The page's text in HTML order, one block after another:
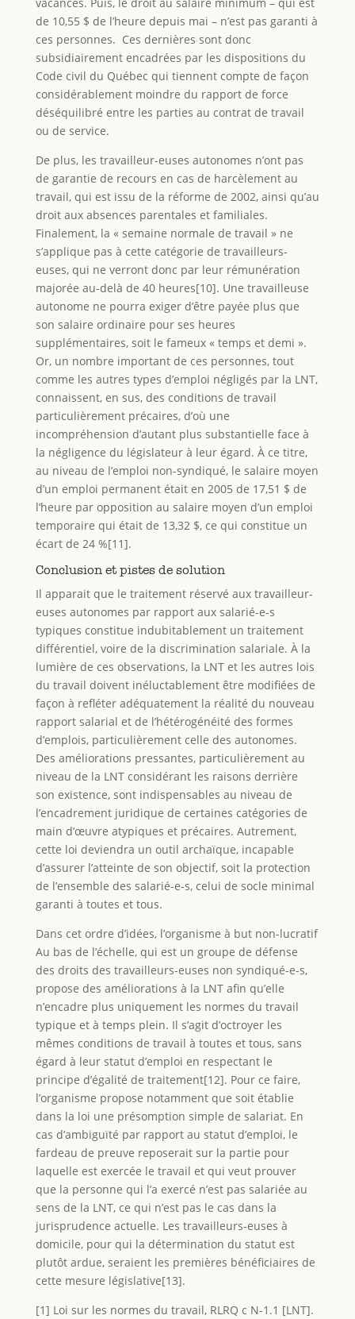
vacances. Puis, le droit au salaire minimum – qui est
de 10,55 $ de l’heure depuis mai – n’est pas garanti à
ces personnes. Ces dernières sont donc
subsidiairement encadrées par les dispositions du
Code civil du Québec qui tiennent compte de façon
considérablement moindre du rapport de force
déséquilibré entre les parties au contrat de travail
ou de service.
De plus, les travailleur-euses autonomes n’ont pas
de garantie de recours en cas de harcèlement au
travail, qui est issu de la réforme de 2002, ainsi qu’au
droit aux absences parentales et familiales.
Finalement, la « semaine normale de travail » ne
s’applique pas à cette catégorie de travailleurs-
euses, qui ne verront donc par leur rémunération
majorée au-delà de 40 heures[10]. Une travailleuse
autonome ne pourra exiger d’être payée plus que
son salaire ordinaire pour ses heures
supplémentaires, soit le fameux « temps et demi ».
Or, un nombre important de ces personnes, tout
comme les autres types d’emploi négligés par la LNT,
connaissent, en sus, des conditions de travail
particulièrement précaires, d’où une
incompréhension d’autant plus substantielle face à
la négligence du législateur à leur égard. À ce titre,
au niveau de l’emploi non-syndiqué, le salaire moyen
d’un emploi permanent était en 2005 de 17,51 $ de
l’heure par opposition au salaire moyen d’un emploi
temporaire qui était de 13,32 $, ce qui constitue un
écart de 24 %[11].
Conclusion et pistes de solution
Il apparait que le traitement réservé aux travailleur-
euses autonomes par rapport aux salarié-e-s
typiques constitue indubitablement un traitement
différentiel, voire de la discrimination salariale. À la
lumière de ces observations, la LNT et les autres lois
du travail doivent inéluctablement être modifiées de
façon à refléter adéquatement la réalité du nouveau
rapport salarial et de l’hétérogénéité des formes
d’emplois, particulièrement celle des autonomes.
Des améliorations pressantes, particulièrement au
niveau de la LNT considérant les raisons derrière
son existence, sont indispensables au niveau de
l’encadrement juridique de certaines catégories de
main d’œuvre atypiques et précaires. Autrement,
cette loi deviendra un outil archaïque, incapable
d’assurer l’atteinte de son objectif, soit la protection
de l’ensemble des salarié-e-s, celui de socle minimal
garanti à toutes et tous.
Dans cet ordre d’idées, l’organisme à but non-lucratif
Au bas de l’échelle, qui est un groupe de défense
des droits des travailleurs-euses non syndiqué-e-s,
propose des améliorations à la LNT afin qu’elle
n’encadre plus uniquement les normes du travail
typique et à temps plein. Il s’agit d’octroyer les
mêmes conditions de travail à toutes et tous, sans
égard à leur statut d’emploi en respectant le
principe d’égalité de traitement[12]. Pour ce faire,
l’organisme propose notamment que soit établie
dans la loi une présomption simple de salariat. En
cas d’ambiguïté par rapport au statut d’emploi, le
fardeau de preuve reposerait sur la partie pour
laquelle est exercée le travail et qui veut prouver
que la personne qui l’a exercé n’est pas salariée au
sens de la LNT, ce qui n’est pas le cas dans la
jurisprudence actuelle. Les travailleurs-euses à
domicile, pour qui la détermination du statut est
plutôt ardue, seraient les premières bénéficiaires de
cette mesure législative[13].
[1] Loi sur les normes du travail, RLRQ c N-1.1 [LNT].